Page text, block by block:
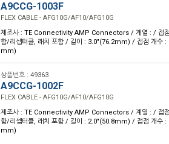
A9CCG-1003F
FLEX CABLE - AFG10G/AF10/AFG10G
제조사 : TE Connectivity AMP Connectors / 계열 : / 접점
함/리셉터클, 래치 포함 / 길이 : 3.0"(76.2mm) / 접점 개수
mm)
상품번호 : 49363
A9CCG-1002F
FLEX CABLE - AFG10G/AF10/AFG10G
제조사 : TE Connectivity AMP Connectors / 계열 : / 접점
함/리셉터클, 래치 포함 / 길이 : 2.0"(50.8mm) / 접점 개수
mm)